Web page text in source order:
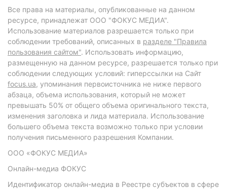
Все права на материалы, опубликованные на данном
ресурсе, принадлежат ООО "ФОКУС МЕДИА".
Использование материалов разрешается только при
соблюдении требований, описанных в разделе "Правила
пользования сайтом". Использовать информацию,
размещенную на данном ресурсе, разрешается только при
соблюдении следующих условий: гиперссылки на Сайт
focus.ua, упоминания первоисточника не ниже первого
абзаца, объема использования, который не может
превышать 50% от общего объема оригинального текста,
изменения заголовка и лида материала. Использование
большего объема текста возможно только при условии
получения письменного разрешения Компании.
ООО «ФОКУС МЕДИА»
Онлайн-медиа ФОКУС
Идентификатор онлайн-медиа в Реестре субъектов в сфере